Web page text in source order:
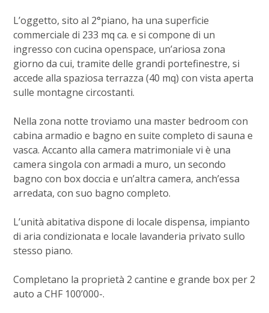
L’oggetto, sito al 2°piano, ha una superficie
commerciale di 233 mq ca. e si compone di un
ingresso con cucina openspace, un’ariosa zona
giorno da cui, tramite delle grandi portefinestre, si
accede alla spaziosa terrazza (40 mq) con vista aperta
sulle montagne circostanti.
Nella zona notte troviamo una master bedroom con
cabina armadio e bagno en suite completo di sauna e
vasca. Accanto alla camera matrimoniale vi è una
camera singola con armadi a muro, un secondo
bagno con box doccia e un’altra camera, anch’essa
arredata, con suo bagno completo.
L’unità abitativa dispone di locale dispensa, impianto
di aria condizionata e locale lavanderia privato sullo
stesso piano.
Completano la proprietà 2 cantine e grande box per 2
auto a CHF 100’000-.